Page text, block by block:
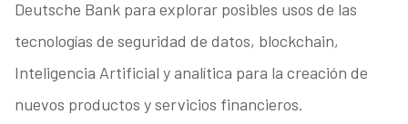
Deutsche Bank para explorar posibles usos de las
tecnologías de seguridad de datos, blockchain,
Inteligencia Artificial y analítica para la creación de
nuevos productos y servicios financieros.